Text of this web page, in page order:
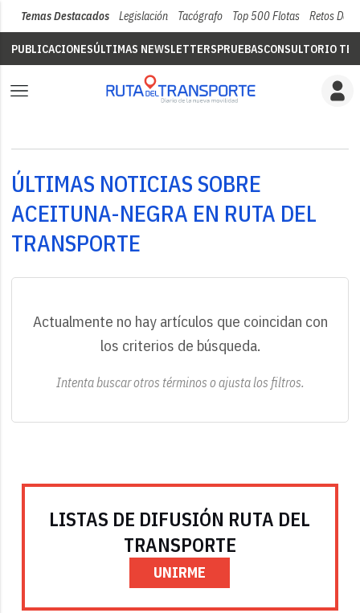
Temas Destacados Legislación Tacógrafo Top 500 Flotas Retos Del
PUBLICACIONESÚLTIMAS NEWSLETTERSPRUEBASCONSULTORIO
ÚLTIMAS NOTICIAS SOBRE
ACEITUNA-NEGRA EN RUTA DEL
TRANSPORTE
Actualmente no hay artículos que coincidan con
los criterios de búsqueda.
Intenta buscar otros términos o ajusta los filtros.
LISTAS DE DIFUSIÓN RUTA DEL
TRANSPORTE
UNIRME